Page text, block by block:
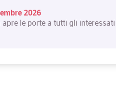
2026
le porte a tutti gli